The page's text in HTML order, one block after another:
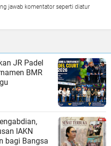
jawab komentator seperti diatur
JR Padel
BMR
IAKN
bagi Bangsa